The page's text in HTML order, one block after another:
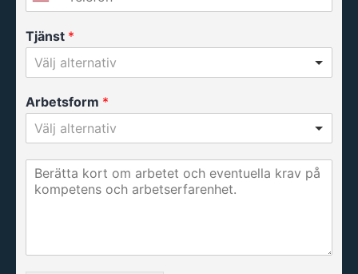
Tjänst *
Välj alternativ
Arbetsform *
Välj alternativ